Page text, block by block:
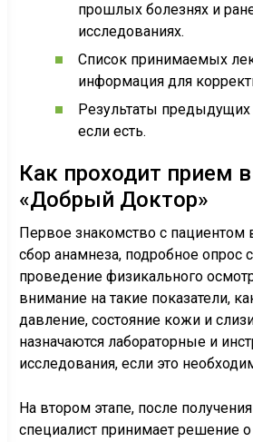
прошлых болезнях и
исследованиях.
Список принимаемых
информация для
Результаты
если есть.
Как проходит прием
«Добрый Доктор»
Первое знакомство с пациентом
сбор анамнеза, подробное опрос
проведение физикального
внимание на такие показатели,
давление, состояние кожи и
назначаются лабораторные и
исследования, если это
На втором этапе, после
специалист принимает решение